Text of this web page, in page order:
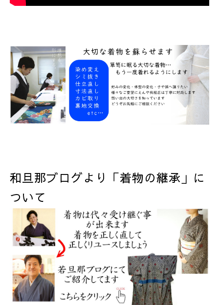
和旦那ブログより「着物の継承」に
ついて